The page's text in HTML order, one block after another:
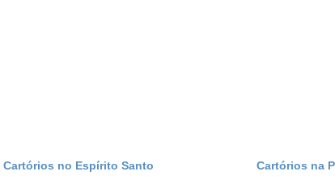
Cartórios no Espírito Santo Cartórios na